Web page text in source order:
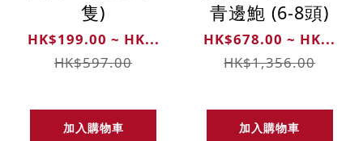
隻)
HK$199.00 ~ HK...
HK$597.00
加入購物車
青邊鮑 (6-8頭)
HK$678.00 ~ HK...
HK$1,356.00
加入購物車